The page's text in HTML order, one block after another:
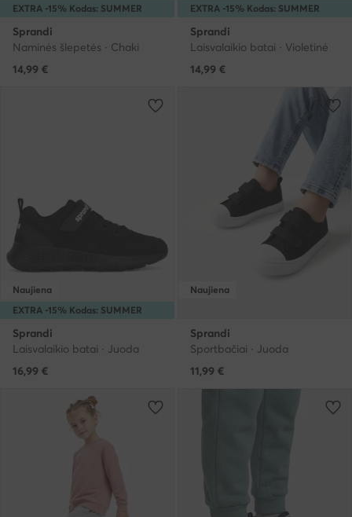
EXTRA -15% Kodas: SUMMER
Sprandi
Naminės šlepetės · Chaki
14,99 €
EXTRA -15% Kodas: SUMMER
Sprandi
Laisvalaikio batai · Violetinė
14,99 €
EXTRA -15% Kodas: SUMMER
Naujiena
Sprandi
Laisvalaikio batai · Juoda
16,99 €
Naujiena
Sprandi
Sportbačiai · Juoda
11,99 €